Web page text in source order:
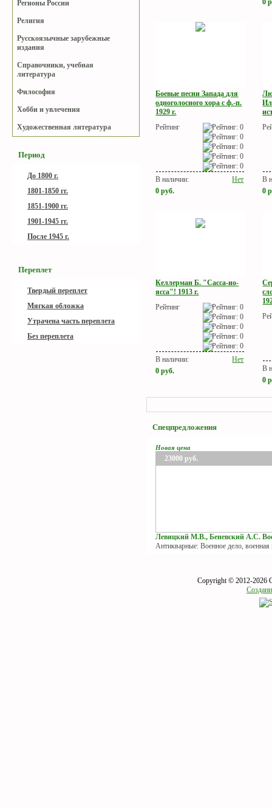
Регионы России
Религия
Русскоязычные зарубежные
издания
Справочники, учебная
литература
Философия
Хобби и увлечения
Художественная литература
Период
До 1800 г.
1801-1850 гг.
1851-1900 гг.
1901-1945 гг.
После 1945 г.
Переплет
Твердый переплет
Мягкая обложка
Утрачена часть переплета
Без переплета
Боевые песни Запада для
одноголосного хора с ф.-п.
1929 г.
Рейтинг
В наличии:
Нет
0руб.
В
0
Келлерман Б. "Сасса-ио-
ясса"! 1913 г.
Рейтинг
В наличии:
Нет
0руб.
В
0
Спецпредложения
Новая цена
23000 руб.
Левицкий М.В., Беневский А.С.
Антикварные: Военное дело, военная
Copyright © 2012-2026